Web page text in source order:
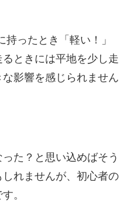
ったとき「軽い！」
ときには平地を少し走
影響を感じられません
た？と思い込めばそう
れませんが、初心者の
。